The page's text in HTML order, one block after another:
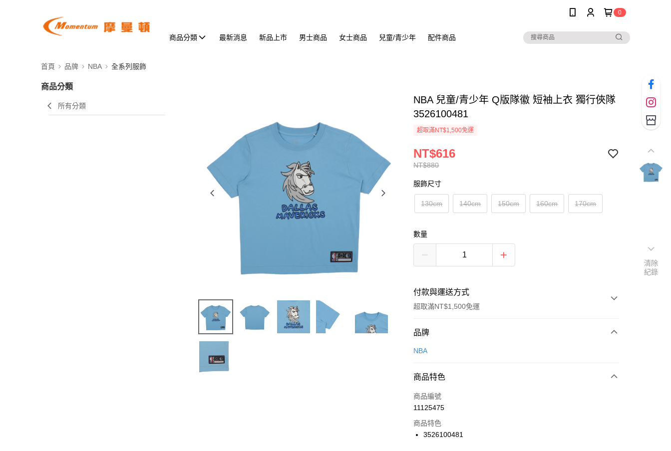
0
商品分類 最新消息 新品上市 男士商品 女士商品 兒童/青少年 配件商品
首頁 品牌 NBA 全系列服飾
商品分類
所有分類
NBA 兒童/青少年 Q版隊徽 短袖上衣 獨行俠隊
3526100481
超取滿NT$1,500免運
NT$880
NT$616
服飾尺寸
130cm 140cm 150cm 160cm 170cm
數量
付款與運送方式
超取滿NT$1,500免運
付款方式
信用卡一次付款
合作金庫商業銀行
華南商業銀行
上海商業儲蓄銀行
國泰世華商業銀行
LINE Pay
Apple Pay
品牌
NBA
商品特色
商品編號
11125475
商品特色
3526100481
清除
紀錄